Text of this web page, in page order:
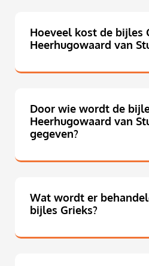
Hoeveel kost de bijles
Heerhugowaard van
Door wie wordt de
Heerhugowaard van
gegeven?
Wat wordt er
bijles Grieks?